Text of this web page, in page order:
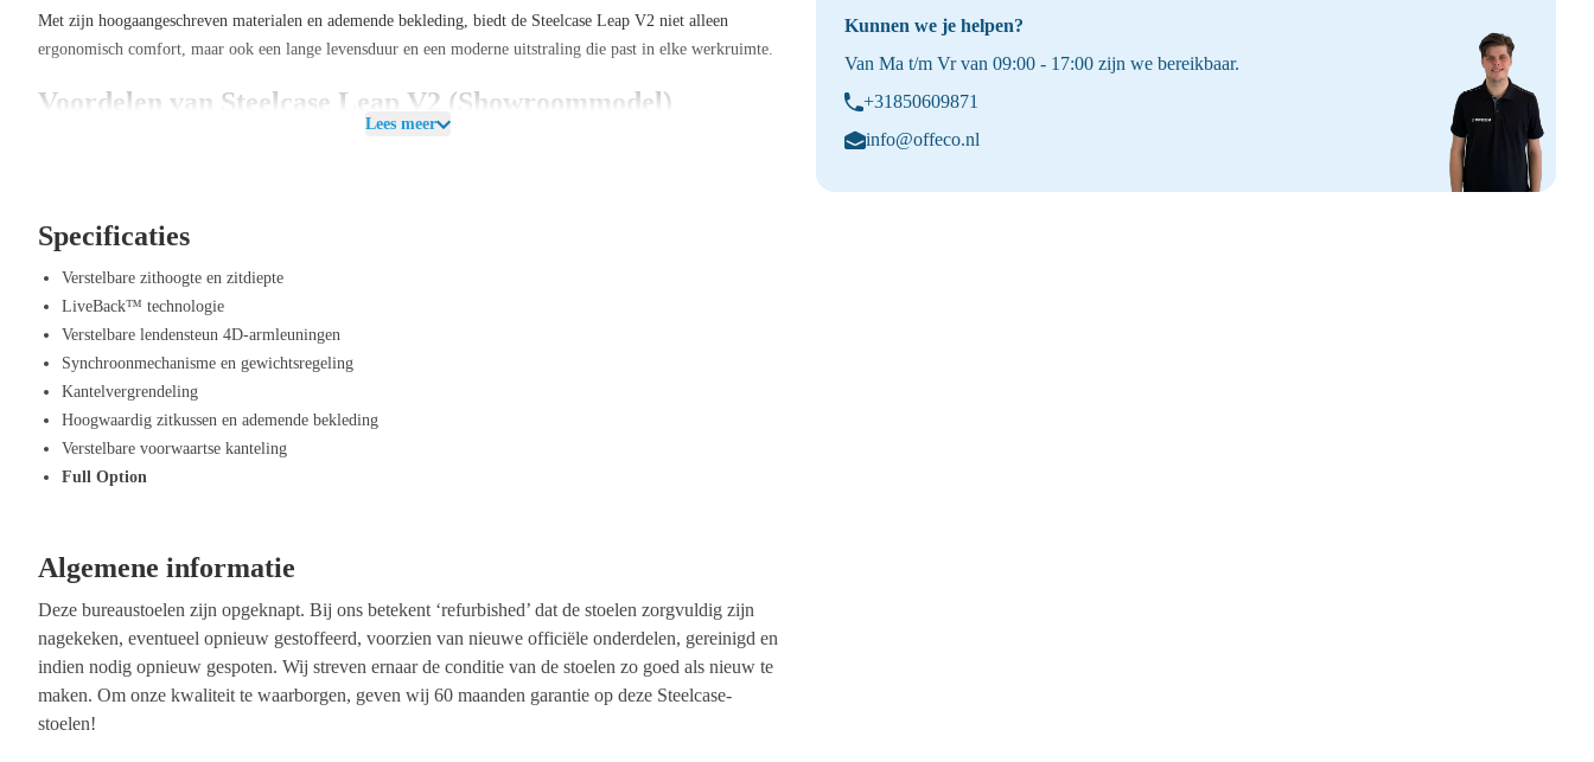
Kunnen we je helpen?
Van Ma t/m Vr van 09:00 - 17:00 zijn we bereikbaar.
+31850609871
info@offeco.nl
Met zijn hoogaangeschreven materialen en ademende bekleding, biedt de Steelcase Leap V2 niet alleen
ergonomisch comfort, maar ook een lange levensduur en een moderne uitstraling die past in elke werkruimte.
Voordelen van Steelcase Leap V2 (Showroommodel)
werkhoudingen.
werkhouding.
Synchroonmechanisme en gewichtsregeling: Past de stoel automatisch aan je lichaamsgewicht en beweging
aan voor een soepele zitervaring.
Pneumatische hoogteverstelling: Eenvoudig de stoel instellen voor jouw ideale zithoogte.
Hoogwaardig zitkussen en ademende bekleding: Verhoogt het comfort en voorkomt oververhitting bij
langdurig zitten.
Duurzame constructie: De Steelcase Leap V2 is ontworpen voor langdurig gebruik, met hoogwaardige
materialen die jarenlang meegaan.
Lees meer
Specificaties
Verstelbare zithoogte en zitdiepte
LiveBack™ technologie
Verstelbare lendensteun 4D-armleuningen
Synchroonmechanisme en gewichtsregeling
Kantelvergrendeling
Hoogwaardig zitkussen en ademende bekleding
Verstelbare voorwaartse kanteling
Full Option
Algemene informatie
Deze bureaustoelen zijn opgeknapt. Bij ons betekent ‘refurbished’ dat de stoelen zorgvuldig zijn
nagekeken, eventueel opnieuw gestoffeerd, voorzien van nieuwe officiële onderdelen, gereinigd en
indien nodig opnieuw gespoten. Wij streven ernaar de conditie van de stoelen zo goed als nieuw te
maken. Om onze kwaliteit te waarborgen, geven wij 60 maanden garantie op deze Steelcase-
stoelen!